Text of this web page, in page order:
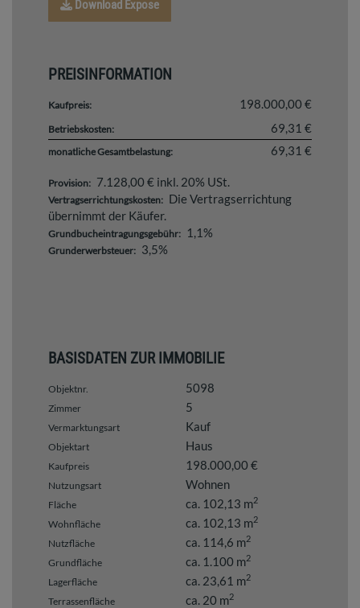
Download Expose
PREISINFORMATION
Kaufpreis: 198.000,00 €
Betriebskosten: 69,31 €
monatliche Gesamtbelastung: 69,31 €
Provision: 7.128,00 € inkl. 20% USt.
Vertragserrichtungskosten: Die Vertragserrichtung
übernimmt der Käufer.
Grundbucheintragungsgebühr: 1,1%
Grunderwerbsteuer: 3,5%
BASISDATEN ZUR IMMOBILIE
Objektnr. 5098
Zimmer 5
Vermarktungsart Kauf
Objektart Haus
Kaufpreis 198.000,00 €
Nutzungsart Wohnen
Fläche ca. 102,13 m2
Wohnfläche ca. 102,13 m2
Nutzfläche ca. 114,6 m2
Grundfläche ca. 1.100 m2
Lagerfläche ca. 23,61 m2
Terrassenfläche ca. 20 m2